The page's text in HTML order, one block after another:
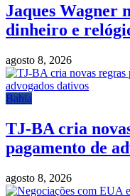
Jaques Wagner
dinheiro e
agosto 8, 2026
Bahia
TJ-BA cria
pagamento de
agosto 8, 2026